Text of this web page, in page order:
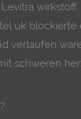
wirkstoff,
uk blockierte
verlaufen
schweren